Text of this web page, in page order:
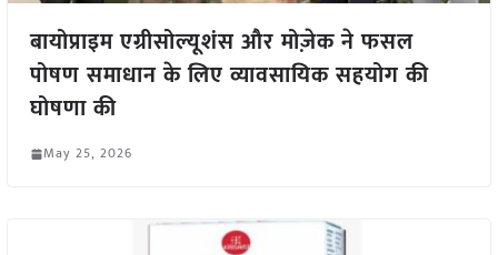
बायोप्राइम एग्रीसोल्यूशंस और मोज़ेक ने फसल
पोषण समाधान के लिए व्यावसायिक सहयोग की
घोषणा की
May 25, 2026